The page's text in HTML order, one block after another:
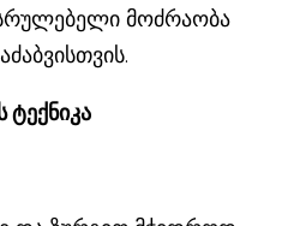
მოძრაობა
ტექნიკა